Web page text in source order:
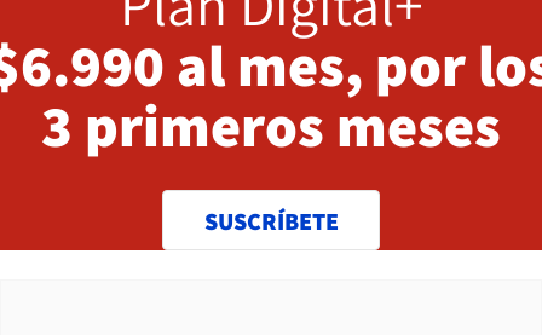
al mes, por
3 primeros meses
SUSCRÍBETE